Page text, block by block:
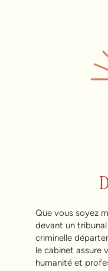
Que vous soyez
devant un
criminelle
le cabinet assure
humanité et